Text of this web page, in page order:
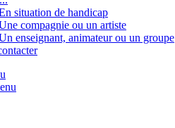
situation de handicap
compagnie ou un artiste
enseignant, animateur ou un groupe